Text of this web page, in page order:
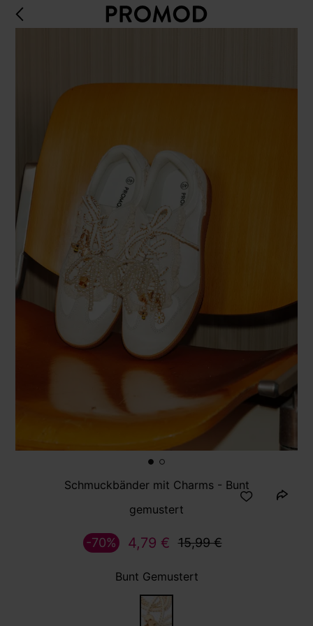
Schmuckbänder mit Charms - Bunt
gemustert
4,79 € 15,99 €
-70%
Bunt Gemustert